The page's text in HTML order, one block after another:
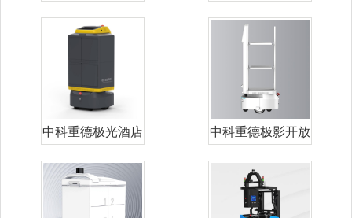
中科重德极光酒店
中科重德极影开放